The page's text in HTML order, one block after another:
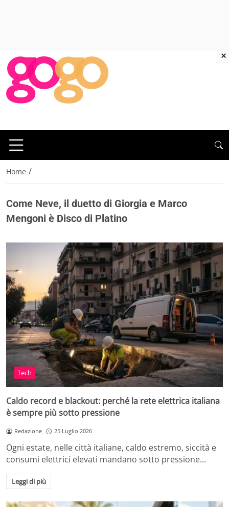
Home /
Come Neve, il duetto di Giorgia e Marco
Mengoni è Disco di Platino
Tech
Caldo record e blackout: perché la rete elettrica italiana
è sempre più sotto pressione
Redazione 25 Luglio 2026
Ogni estate, nelle città italiane, caldo estremo, siccità e
consumi elettrici elevati mandano sotto pressione…
Leggi di più
×